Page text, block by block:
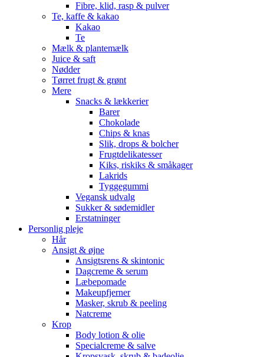
Fibre, klid, rasp & pulver
Te, kaffe & kakao
Kakao
Te
Mælk & plantemælk
Juice & saft
Nødder
Tørret frugt & grønt
Mere
Snacks & lækkerier
Barer
Chokolade
Chips & knas
Slik, drops & bolcher
Frugtdelikatesser
Kiks, riskiks & småkager
Lakrids
Tyggegummi
Vegansk udvalg
Sukker & sødemidler
Erstatninger
Personlig pleje
Hår
Ansigt & øjne
Ansigtsrens & skintonic
Dagcreme & serum
Læbepomade
Makeupfjerner
Masker, skrub & peeling
Natcreme
Krop
Body lotion & olie
Specialcreme & salve